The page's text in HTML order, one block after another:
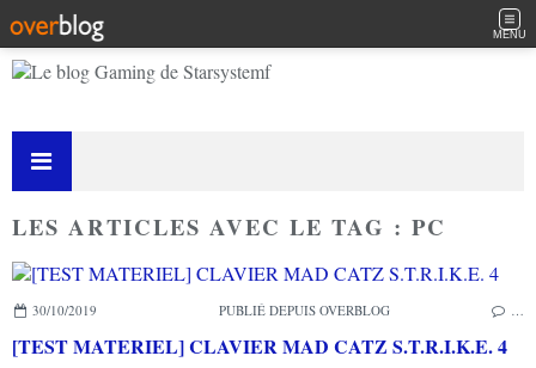
MENU
LES ARTICLES AVEC LE TAG : PC
30/10/2019 PUBLIÉ DEPUIS OVERBLOG
[TEST MATERIEL] CLAVIER MAD CATZ S.T.R.I.K.E. 4